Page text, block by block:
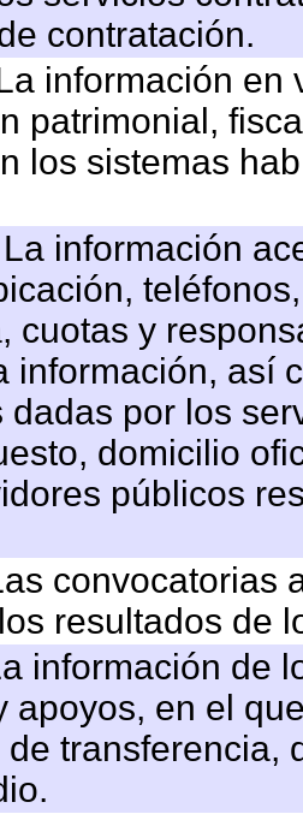
contratación.
información
patrimonial,
los sistemas
información
cuotas y
información, así
dadas por los
domicilio
públicos
convocatorias
resultados de
información de
apoyos, en el
transferencia,